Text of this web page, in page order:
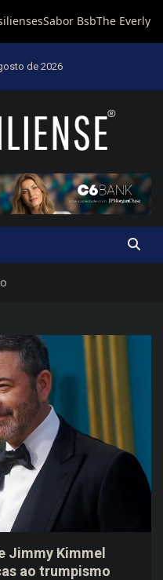
de 2026
trabalha por Brasília
Jimmy Kimmel
ao trumpismo